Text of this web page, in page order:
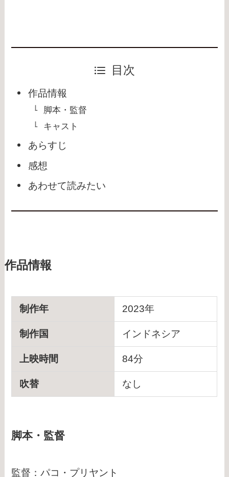
目次
作品情報
脚本・監督
キャスト
あらすじ
感想
あわせて読みたい
作品情報
制作年 2023年
制作国 インドネシア
上映時間 84分
吹替 なし
脚本・監督
監督：パコ・プリヤント